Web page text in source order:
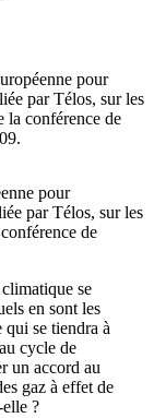
pour
par Télos, sur les
la conférence de
pour
par Télos, sur les
de
se
en sont les
se tiendra à
cycle de
un accord au
gaz à effet de
?